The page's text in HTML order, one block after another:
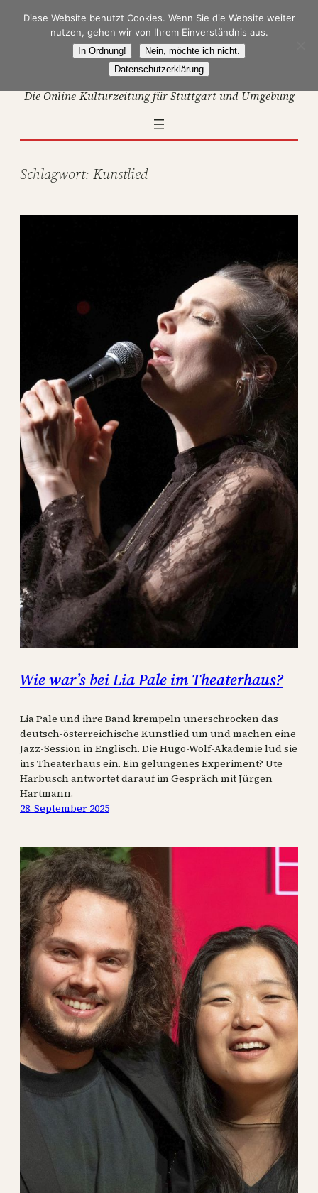
Zum
Die Online-Kulturzeitung für Stuttgart und Umgebung
Schlagwort: Kunstlied
Wie war’s bei Lia Pale im Theaterhaus?
Lia Pale und ihre Band krempeln unerschrocken das
deutsch-österreichische Kunstlied um und machen eine
Jazz-Session in Englisch. Die Hugo-Wolf-Akademie lud sie
ins Theaterhaus ein. Ein gelungenes Experiment? Ute
Harbusch antwortet darauf im Gespräch mit Jürgen
Hartmann.
28. September 2025
Diese Website benutzt Cookies. Wenn Sie die Website weiter
nutzen, gehen wir von Ihrem Einverständnis aus.
In Ordnung!
Nein, möchte ich nicht.
Datenschutzerklärung